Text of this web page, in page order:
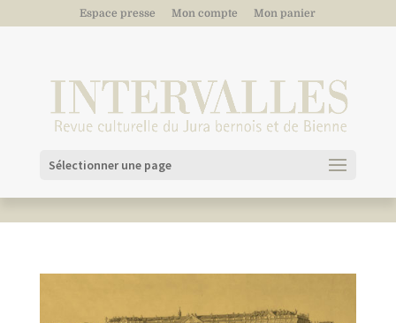
Espace presse Mon compte Mon panier
Sélectionner une page